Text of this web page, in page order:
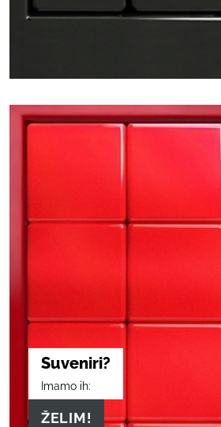
Suveniri?
Imamo ih:
ŽELIM!